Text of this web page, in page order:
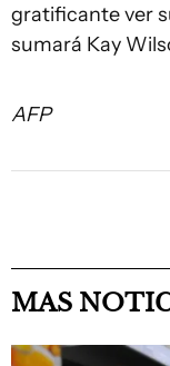
gratificante ver
sumará Kay
AFP
MAS